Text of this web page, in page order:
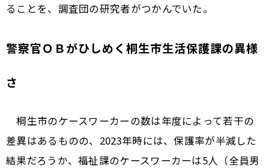
ることを、調査団の研究者がつかんでいた。
警察官ＯＢがひしめく桐生市生活保護課の異様
さ
桐生市のケースワーカーの数は年度によって若干の
差異はあるものの、2023年時には、保護率が半減した
結果だろうか、福祉課のケースワーカーは5人（全員男